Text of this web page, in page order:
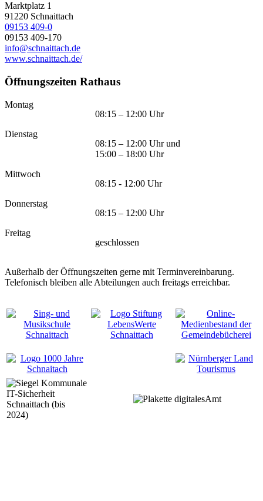
Marktplatz 1
91220 Schnaittach
09153 409-0
09153 409-170
info@schnaittach.de
www.schnaittach.de/
Öffnungszeiten Rathaus
Montag
08:15 – 12:00 Uhr
Dienstag
08:15 – 12:00 Uhr und
15:00 – 18:00 Uhr
Mittwoch
08:15 - 12:00 Uhr
Donnerstag
08:15 – 12:00 Uhr
Freitag
geschlossen
Außerhalb der Öffnungszeiten gerne mit Terminvereinbarung.
Telefonisch bleiben alle Abteilungen auch freitags erreichbar.